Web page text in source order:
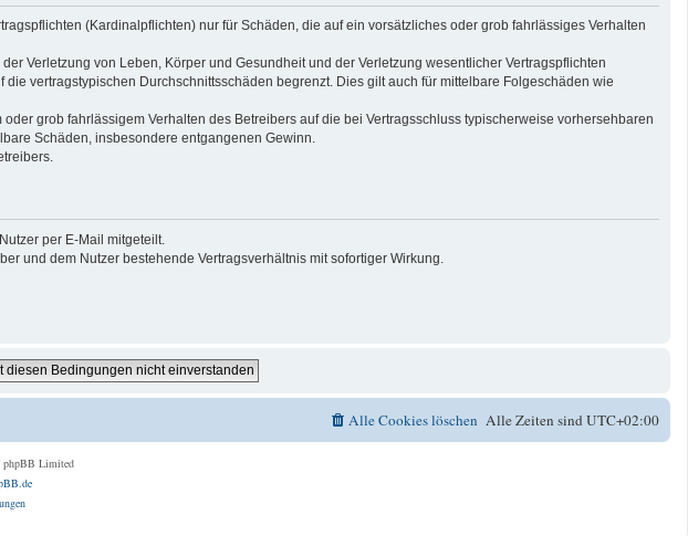
(Kardinalpflichten) nur für Schäden, die auf ein vorsätzliches oder grob fahrlässiges Verhalten
Verletzung von Leben, Körper und Gesundheit und der Verletzung wesentlicher Vertragspflichten
vertragstypischen Durchschnittsschäden begrenzt. Dies gilt auch für mittelbare Folgeschäden wie
grob fahrlässigem Verhalten des Betreibers auf die bei Vertragsschluss typischerweise vorhersehbaren
Schäden, insbesondere entgangenen Gewinn.
per E-Mail mitgeteilt.
und dem Nutzer bestehende Vertragsverhältnis mit sofortiger Wirkung.
Alle Zeiten sindUTC+02:00
Alle Cookies löschen
Limited